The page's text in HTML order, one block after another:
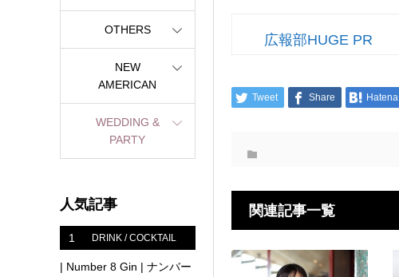
広報部HUGE PR
Tweet Share Hatena
関連記事一覧
OTHERS
NEW
AMERICAN
WEDDING &
PARTY
人気記事
1 DRINK / COCKTAIL
| Number 8 Gin | ナンバー